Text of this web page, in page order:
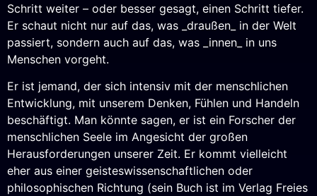
Schritt weiter – oder besser gesagt, einen Schritt tiefer.
Er schaut nicht nur auf das, was _draußen_ in der Welt
passiert, sondern auch auf das, was _innen_ in uns
Menschen vorgeht.
Er ist jemand, der sich intensiv mit der menschlichen
Entwicklung, mit unserem Denken, Fühlen und Handeln
beschäftigt. Man könnte sagen, er ist ein Forscher der
menschlichen Seele im Angesicht der großen
Herausforderungen unserer Zeit. Er kommt vielleicht
eher aus einer geisteswissenschaftlichen oder
philosophischen Richtung (sein Buch ist im Verlag Freies